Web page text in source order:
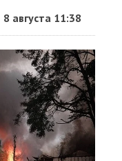
8 августа 11:38